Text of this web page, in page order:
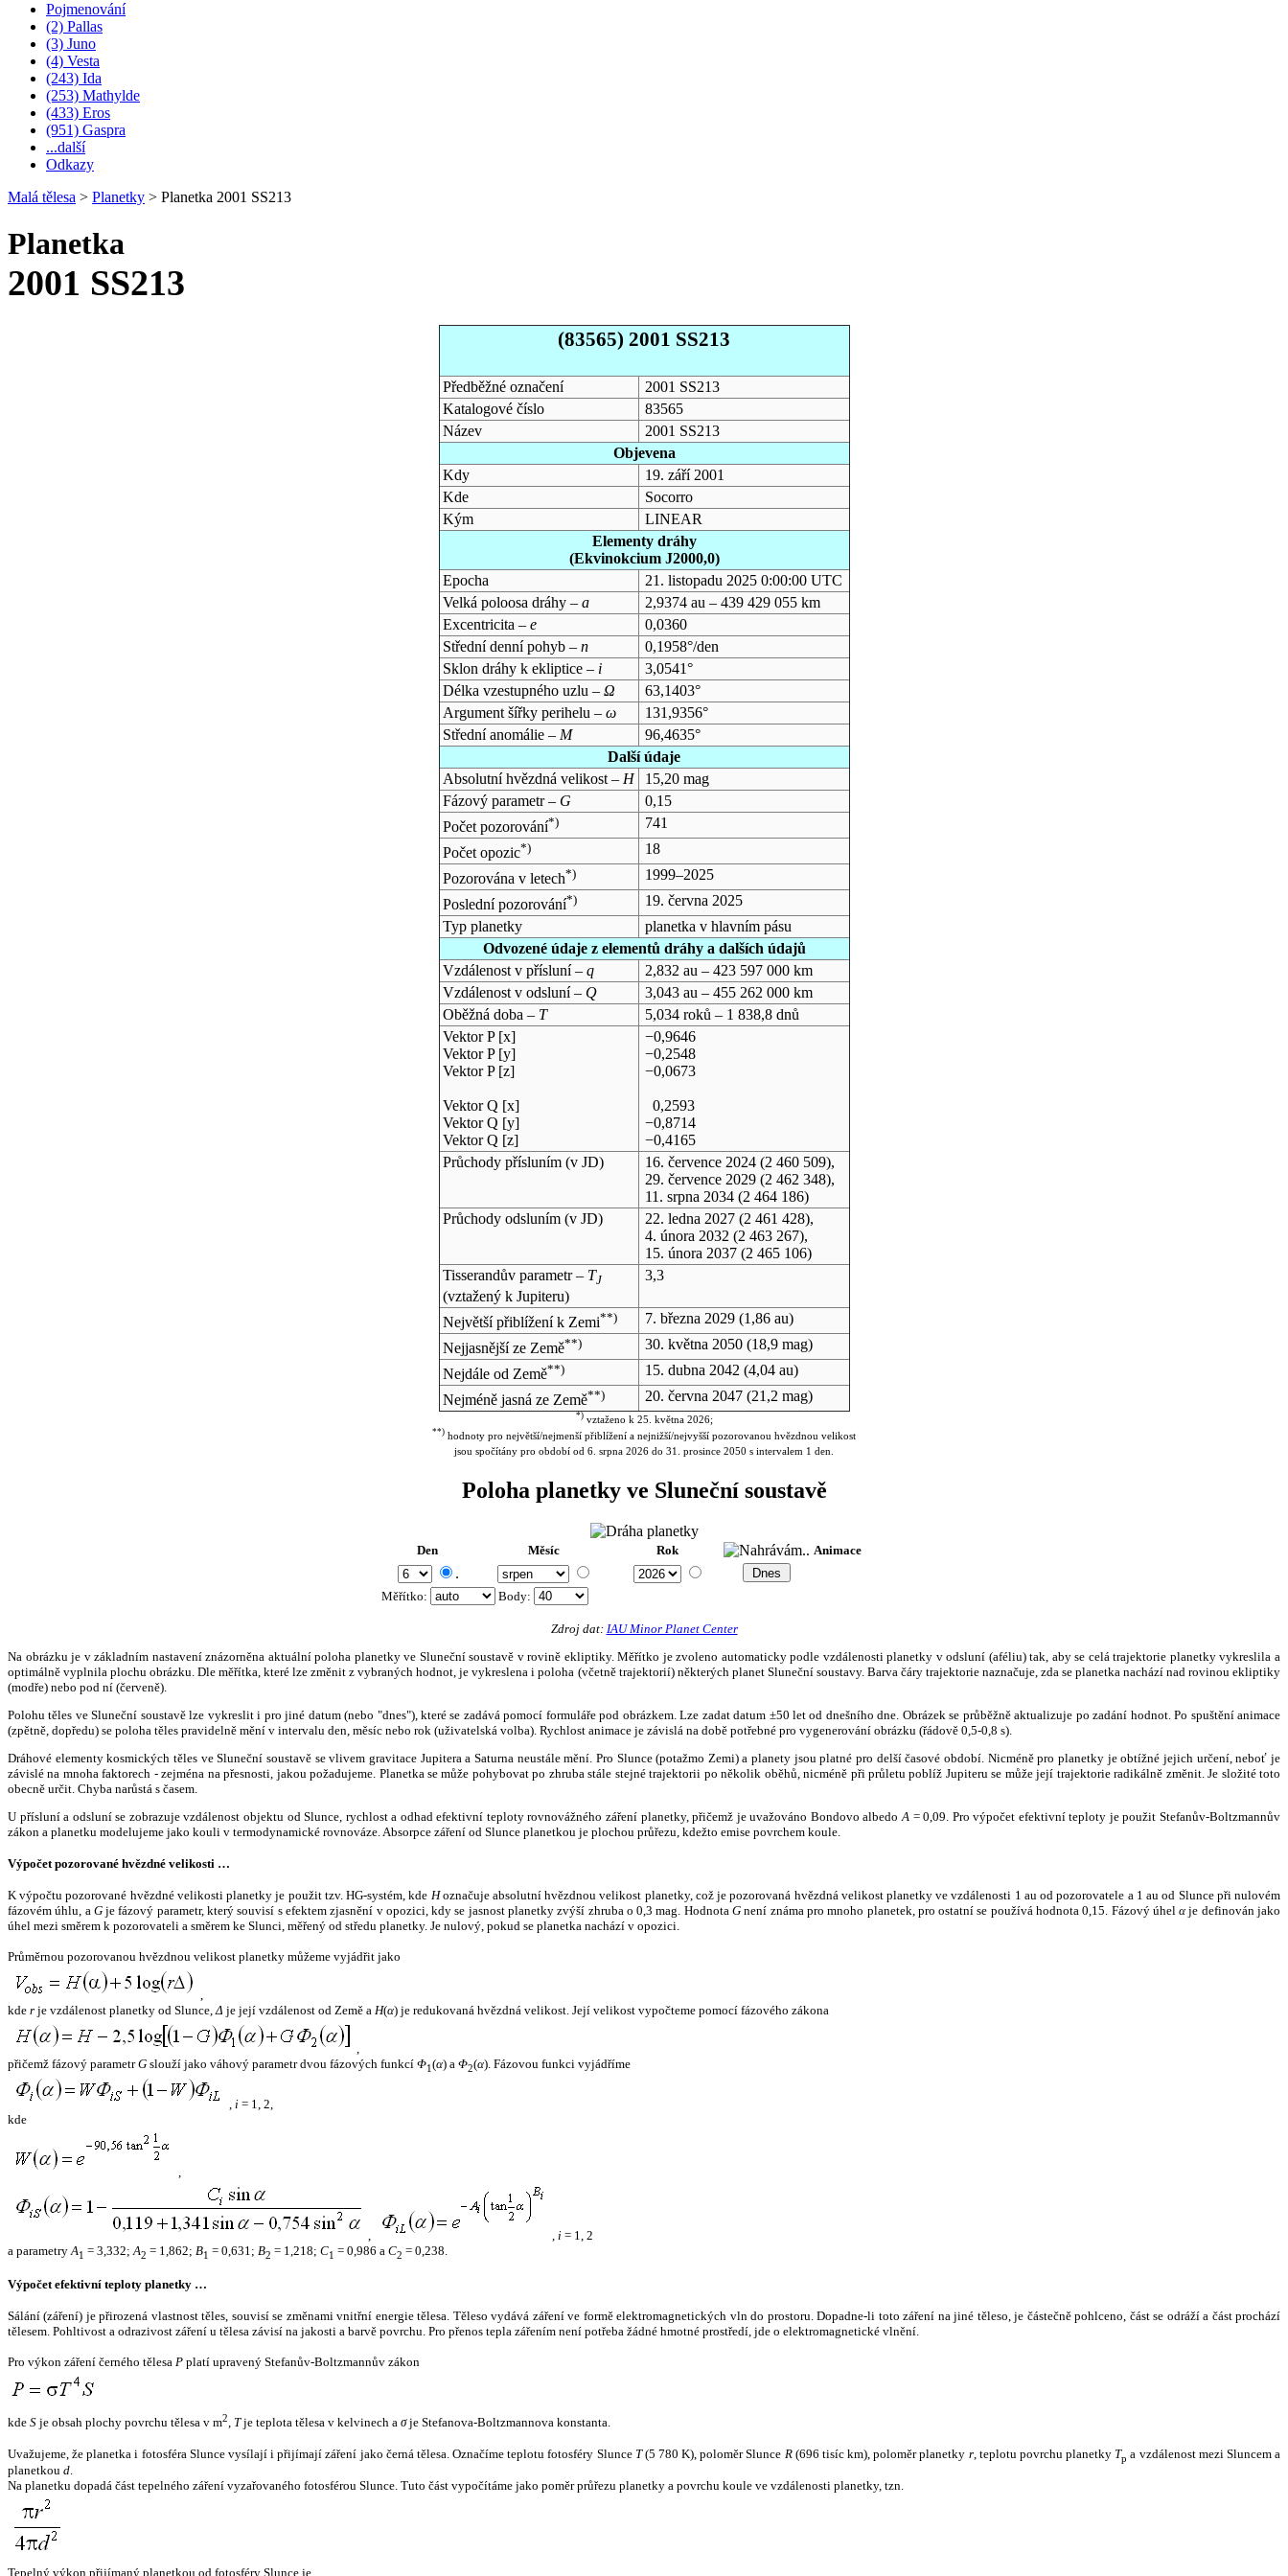
Pojmenování
(2) Pallas
(3) Juno
(4) Vesta
(243) Ida
(253) Mathylde
(433) Eros
(951) Gaspra
...další
Odkazy
Malá tělesa > Planetky > Planetka 2001 SS213
Planetka
2001 SS213
(83565) 2001 SS213
Předběžné označení
2001 SS213
Katalogové číslo
83565
Název
2001 SS213
Objevena
Kdy
19. září 2001
Kde
Socorro
Kým
LINEAR
Elementy dráhy
(Ekvinokcium J2000,0)
Epocha
21. listopadu 2025 0:00:00 UTC
Velká poloosa dráhy – a
2,9374 au – 439 429 055 km
Excentricita – e
0,0360
Střední denní pohyb – n
0,1958°/den
Sklon dráhy k ekliptice – i
3,0541°
Délka vzestupného uzlu – Ω
63,1403°
Argument šířky perihelu – ω
131,9356°
Střední anomálie – M
96,4635°
Další údaje
Absolutní hvězdná velikost – H
15,20 mag
Fázový parametr – G
0,15
Počet pozorování*)
741
Počet opozic*)
18
Pozorována v letech*)
1999–2025
Poslední pozorování*)
19. června 2025
Typ planetky
planetka v hlavním pásu
Odvozené údaje z elementů dráhy a dalších údajů
Vzdálenost v přísluní – q
2,832 au – 423 597 000 km
Vzdálenost v odsluní – Q
3,043 au – 455 262 000 km
Oběžná doba – T
5,034 roků – 1 838,8 dnů
Vektor P [x]
Vektor P [y]
Vektor P [z]
Vektor Q [x]
Vektor Q [y]
Vektor Q [z]
−0,9646
−0,2548
−0,0673
0,2593
−0,8714
−0,4165
Průchody přísluním (v JD) 16. července 2024(2 460 509),
29. července 2029(2 462 348),
11. srpna 2034(2 464 186)
Průchody odsluním (v JD) 22. ledna 2027(2 461 428),
4. února 2032 (2 463 267),
15. února 2037(2 465 106)
Tisserandův parametr – TJ
(vztažený k Jupiteru)
3,3
Největší přiblížení k Zemi**) 7. března 2029(1,86 au)
Nejjasnější ze Země**) 30. května 2050(18,9 mag)
Nejdále od Země**) 15. dubna 2042 (4,04 au)
Nejméně jasná ze Země**) 20. června 2047(21,2 mag)
*)vztaženo k 25. května 2026;
**) hodnoty pro největší/nejmenší přiblížení a nejnižší/nejvyšší pozorovanou hvězdnou velikost
jsou spočítány pro období od 6. srpna 2026 do 31. prosince 2050 s intervalem 1 den.
Poloha planetky ve Sluneční soustavě
Den Měsíc Rok Animace
.
Měřítko: Body:
Zdroj dat: IAU Minor Planet Center
Na obrázku je v základním nastavení znázorněna aktuální poloha planetky ve Sluneční soustavě v rovině ekliptiky. Měřítko je zvoleno automaticky podle vzdálenosti planetky v odsluní (aféliu) tak, aby se celá trajektorie planetky vykreslila a
optimálně vyplnila plochu obrázku. Dle měřítka, které lze změnit z vybraných hodnot, je vykreslena i poloha (včetně trajektorií) některých planet Sluneční soustavy. Barva čáry trajektorie naznačuje, zda se planetka nachází nad rovinou ekliptiky
(modře) nebo pod ní (červeně).
Polohu těles ve Sluneční soustavě lze vykreslit i pro jiné datum (nebo "dnes"), které se zadává pomocí formuláře pod obrázkem. Lze zadat datum ±50 let od dnešního dne. Obrázek se průběžně aktualizuje po zadání hodnot. Po spuštění animace
(zpětně, dopředu) se poloha těles pravidelně mění v intervalu den, měsíc nebo rok (uživatelská volba). Rychlost animace je závislá na době potřebné pro vygenerování obrázku (řádově 0,5-0,8 s).
Dráhové elementy kosmických těles ve Sluneční soustavě se vlivem gravitace Jupitera a Saturna neustále mění. Pro Slunce (potažmo Zemi) a planety jsou platné pro delší časové období. Nicméně pro planetky je obtížné jejich určení, neboť je
závislé na mnoha faktorech - zejména na přesnosti, jakou požadujeme. Planetka se může pohybovat po zhruba stále stejné trajektorii po několik oběhů, nicméně při průletu poblíž Jupiteru se může její trajektorie radikálně změnit. Je složité toto
obecně určit. Chyba narůstá s časem.
U přísluní a odsluní se zobrazuje vzdálenost objektu od Slunce, rychlost a odhad efektivní teploty rovnovážného záření planetky, přičemž je uvažováno Bondovo albedo A = 0,09. Pro výpočet efektivní teploty je použit Stefanův-Boltzmannův
zákon a planetku modelujeme jako kouli v termodynamické rovnováze. Absorpce záření od Slunce planetkou je plochou průřezu, kdežto emise povrchem koule.
Výpočet pozorované hvězdné velikosti …
K výpočtu pozorované hvězdné velikosti planetky je použit tzv. HG-systém, kde Hoznačuje absolutní hvězdnou velikost planetky, což je pozorovaná hvězdná velikost planetky ve vzdálenosti 1 au od pozorovatele a 1 au od Slunce při nulovém
fázovém úhlu, a Gje fázový parametr, který souvisí s efektem zjasnění v opozici, kdy se jasnost planetky zvýší zhruba o 0,3 mag. HodnotaG není známa pro mnoho planetek, pro ostatní se používá hodnota 0,15. Fázový úhelα je definován jako
úhel mezi směrem k pozorovateli a směrem ke Slunci, měřený od středu planetky. Je nulový, pokud se planetka nachází v opozici.
Průměrnou pozorovanou hvězdnou velikost planetky můžeme vyjádřit jako
,
kde r je vzdálenost planetky od Slunce,Δ je její vzdálenost od Země a H(α) je redukovaná hvězdná velikost. Její velikost vypočteme pomocí fázového zákona
,
přičemž fázový parametrG slouží jako váhový parametr dvou fázových funkcí Φ1(α) a Φ2(α). Fázovou funkci vyjádříme
, i = 1, 2,
kde
,
, , i = 1, 2
a parametryA1 = 3,332;A2 = 1,862; B1 = 0,631; B2 = 1,218; C1 = 0,986 a C2 = 0,238.
Výpočet efektivní teploty planetky …
Sálání (záření) je přirozená vlastnost těles, souvisí se změnami vnitřní energie tělesa. Těleso vydává záření ve formě elektromagnetických vln do prostoru. Dopadne-li toto záření na jiné těleso, je částečně pohlceno, část se odráží a část prochází
tělesem. Pohltivost a odrazivost záření u tělesa závisí na jakosti a barvě povrchu. Pro přenos tepla zářením není potřeba žádné hmotné prostředí, jde o elektromagnetické vlnění.
Pro výkon záření černého tělesa P platí upravený Stefanův-Boltzmannův zákon
kde S je obsah plochy povrchu tělesa v m2, Tje teplota tělesa v kelvinech a σje Stefanova-Boltzmannova konstanta.
Uvažujeme, že planetka i fotosféra Slunce vysílají i přijímají záření jako černá tělesa. Označíme teplotu fotosféry Slunce T(5 780 K), poloměr Slunce R(696 tisíc km), poloměr planetky r, teplotu povrchu planetky Tp a vzdálenost mezi Sluncem a
planetkou d.
Na planetku dopadá část tepelného záření vyzařovaného fotosférou Slunce. Tuto část vypočítáme jako poměr průřezu planetky a povrchu koule ve vzdálenosti planetky, tzn.
Tepelný výkon přijímaný planetkou od fotosféry Slunce je